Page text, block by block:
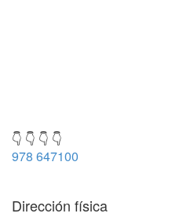
👇 👇 👇 👇
978 647100
Dirección física